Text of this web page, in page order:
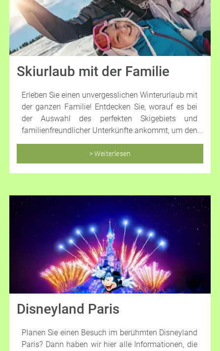
Skiurlaub mit der Familie
Erleben Sie einen unvergesslichen Winterurlaub mit
der ganzen Familie! Entdecken Sie, worauf es bei
der Auswahl des perfekten Skigebiets und
familienfreundlicher Unterkünfte ankommt, um den
Skiurlaub für Groß und Klein zu einem Highlight
des Jahres zu machen.> Weiterlesen
Disneyland Paris
Planen Sie einen Besuch im berühmten Disneyland
Paris? Dann haben wir hier alle Informationen, die